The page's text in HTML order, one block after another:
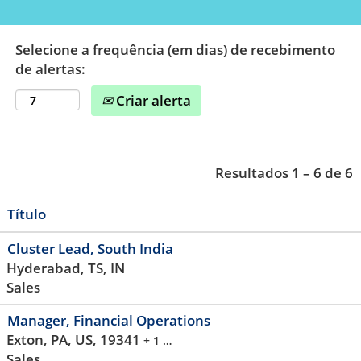
Selecione a frequência (em dias) de recebimento
de alertas:
Criar alerta
Resultados 1 – 6 de 6
Título
Cluster Lead, South India
Hyderabad, TS, IN
Sales
Manager, Financial Operations
Exton, PA, US, 19341 + 1 …